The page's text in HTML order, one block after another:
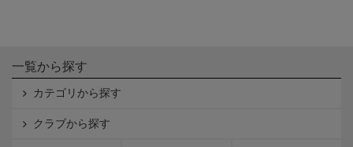
一覧から探す
カテゴリから探す
クラブから探す